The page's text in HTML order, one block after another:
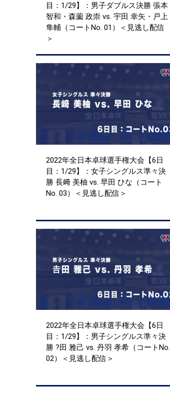
目：1/29】：男子ダブルス決勝 張本
智和・森薗 政崇 vs. 宇田 幸矢・戸上
隼輔（コートNo. 01）＜見逃し配信
＞
2022年全日本卓球選手権大会【6日
目：1/29】：女子シングルス準々決
勝 長﨑 美柚 vs. 早田 ひな（コート
No. 03）＜見逃し配信＞
2022年全日本卓球選手権大会【6日
目：1/29】：男子シングルス準々決
勝 ?田 雅己 vs. 丹羽 孝希（コートNo.
02）＜見逃し配信＞